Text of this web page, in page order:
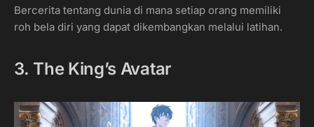
Bercerita tentang dunia di mana setiap orang memiliki
roh bela diri yang dapat dikembangkan melalui latihan.
3. The King’s Avatar